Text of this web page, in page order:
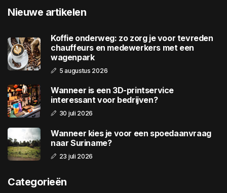
Nieuwe artikelen
Koffie onderweg: zo zorg je voor tevreden
chauffeurs en medewerkers met een
wagenpark
5 augustus 2026
Wanneer is een 3D-printservice
interessant voor bedrijven?
30 juli 2026
Wanneer kies je voor een spoedaanvraag
naar Suriname?
23 juli 2026
Categorieën